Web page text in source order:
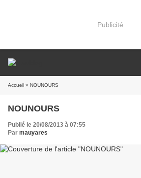
Publicité
Accueil » NOUNOURS
NOUNOURS
Publié le 20/08/2013 à 07:55
Par mauyares